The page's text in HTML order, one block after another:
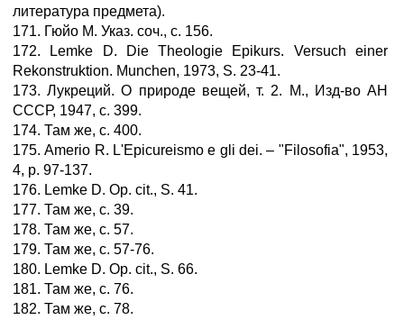
литература предмета).
171. Гюйо М. Указ. соч., с. 156.
172. Lemke D. Die Theologie Epikurs. Versuch einer
Rekonstruktion. Munchen, 1973, S. 23-41.
173. Лукреций. О природе вещей, т. 2. М., Изд-во АН
СССР, 1947, с. 399.
174. Там же, с. 400.
175. Amerio R. L'Epicureismo e gli dei. – "Filosofia", 1953,
4, р. 97-137.
176. Lemke D. Op. cit., S. 41.
177. Там же, с. 39.
178. Там же, с. 57.
179. Там же, с. 57-76.
180. Lemke D. Op. cit., S. 66.
181. Там же, с. 76.
182. Там же, с. 78.